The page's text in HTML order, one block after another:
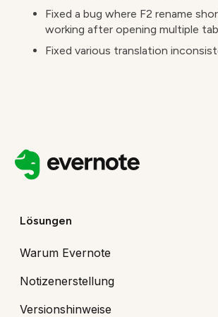
Fixed a bug where F2 rename
working after opening multiple
Fixed various translation
Lösungen
Warum Evernote
Notizenerstellung
Versionshinweise